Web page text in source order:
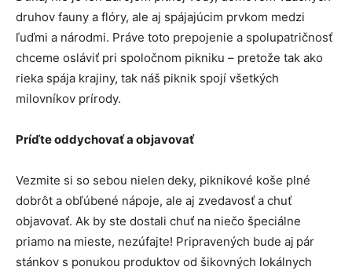
druhov fauny a flóry, ale aj spájajúcim prvkom medzi
ľuďmi a národmi. Práve toto prepojenie a spolupatričnosť
chceme osláviť pri spoločnom pikniku – pretože tak ako
rieka spája krajiny, tak náš piknik spojí všetkých
milovníkov prírody.
Príďte oddychovať a objavovať
Vezmite si so sebou nielen deky, piknikové koše plné
dobrôt a obľúbené nápoje, ale aj zvedavosť a chuť
objavovať. Ak by ste dostali chuť na niečo špeciálne
priamo na mieste, nezúfajte! Pripravených bude aj pár
stánkov s ponukou produktov od šikovných lokálnych